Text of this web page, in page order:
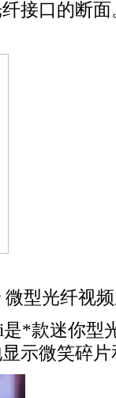
接口的断
微型光纤视
*款迷你型
示微笑碎